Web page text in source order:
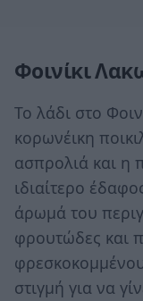
Φοινίκι
Το λάδι στο
κορωνέικη
ασπρολιά και η
ιδιαίτερο
άρωμά του
φρουτώδες και
στιγμή για να